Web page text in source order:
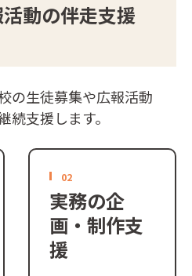
動の伴走支援
の生徒募集や広報活動
続支援します。
02
実務の企
画・制作支
援